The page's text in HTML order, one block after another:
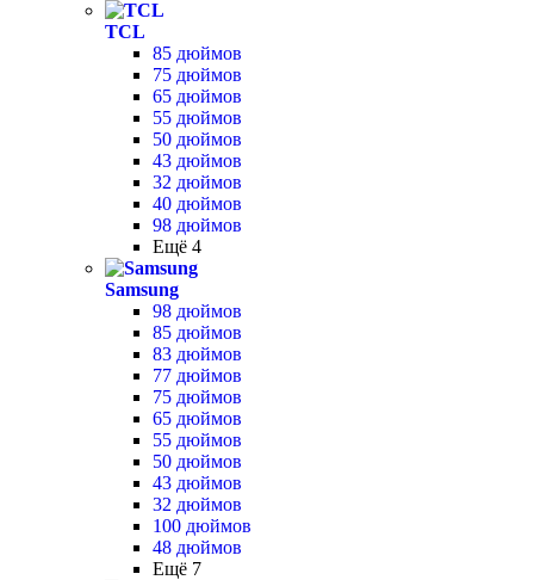
TCL
85 дюймов
75 дюймов
65 дюймов
55 дюймов
50 дюймов
43 дюймов
32 дюймов
40 дюймов
98 дюймов
Ещё 4
Samsung
98 дюймов
85 дюймов
83 дюймов
77 дюймов
75 дюймов
65 дюймов
55 дюймов
50 дюймов
43 дюймов
32 дюймов
100 дюймов
48 дюймов
Ещё 7